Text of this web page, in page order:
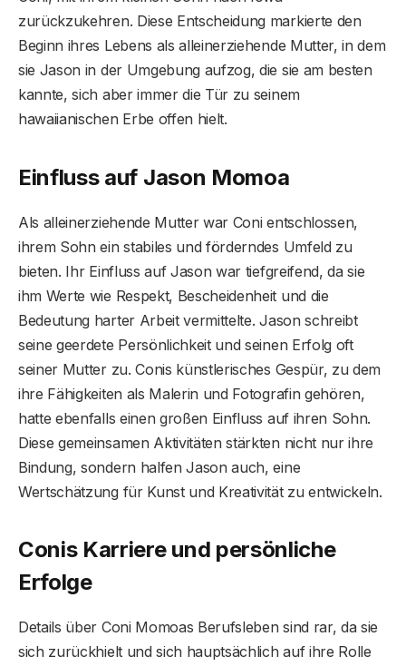
zurückzukehren. Diese Entscheidung markierte den
Beginn ihres Lebens als alleinerziehende Mutter, in dem
sie Jason in der Umgebung aufzog, die sie am besten
kannte, sich aber immer die Tür zu seinem
hawaiianischen Erbe offen hielt.
Einfluss auf Jason Momoa
Als alleinerziehende Mutter war Coni entschlossen,
ihrem Sohn ein stabiles und förderndes Umfeld zu
bieten. Ihr Einfluss auf Jason war tiefgreifend, da sie
ihm Werte wie Respekt, Bescheidenheit und die
Bedeutung harter Arbeit vermittelte. Jason schreibt
seine geerdete Persönlichkeit und seinen Erfolg oft
seiner Mutter zu. Conis künstlerisches Gespür, zu dem
ihre Fähigkeiten als Malerin und Fotografin gehören,
hatte ebenfalls einen großen Einfluss auf ihren Sohn.
Diese gemeinsamen Aktivitäten stärkten nicht nur ihre
Bindung, sondern halfen Jason auch, eine
Wertschätzung für Kunst und Kreativität zu entwickeln.
Conis Karriere und persönliche
Erfolge
Details über Coni Momoas Berufsleben sind rar, da sie
sich zurückhielt und sich hauptsächlich auf ihre Rolle